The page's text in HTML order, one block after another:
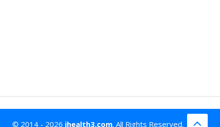
© 2014 - 2026 ihealth3.com. All Rights Reserved.